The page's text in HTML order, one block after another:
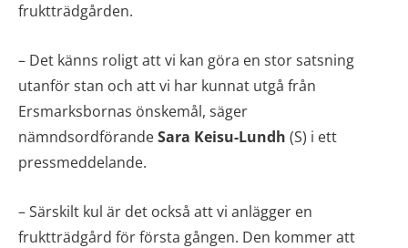
fruktträdgården.
– Det känns roligt att vi kan göra en stor satsning
utanför stan och att vi har kunnat utgå från
Ersmarksbornas önskemål, säger
nämndsordförandeSara Keisu-Lundh (S) i ett
pressmeddelande.
– Särskilt kul är det också att vi anlägger en
fruktträdgård för första gången. Den kommer att